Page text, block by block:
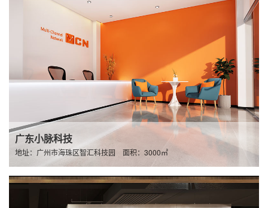
广东小脉科技
地址：广州市海珠区智汇科技园 面积：3000㎡